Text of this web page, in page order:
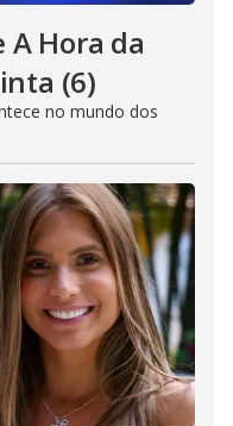
Hora da
(6)
no mundo dos